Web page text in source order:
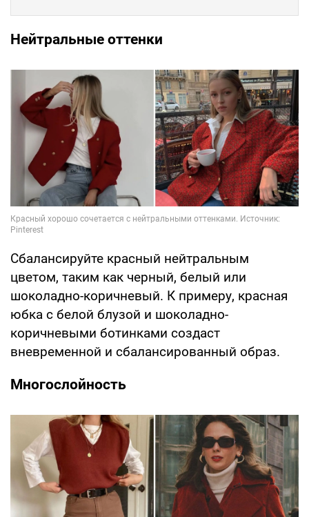
Нейтральные оттенки
Сбалансируйте красный нейтральным
цветом, таким как черный, белый или
шоколадно-коричневый. К примеру, красная
юбка с белой блузой и шоколадно-
коричневыми ботинками создаст
вневременной и сбалансированный образ.
Многослойность